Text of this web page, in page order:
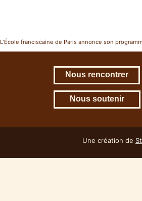
L’École franciscaine de Paris annonce son
Nous rencontrer
Nous soutenir
Une création de